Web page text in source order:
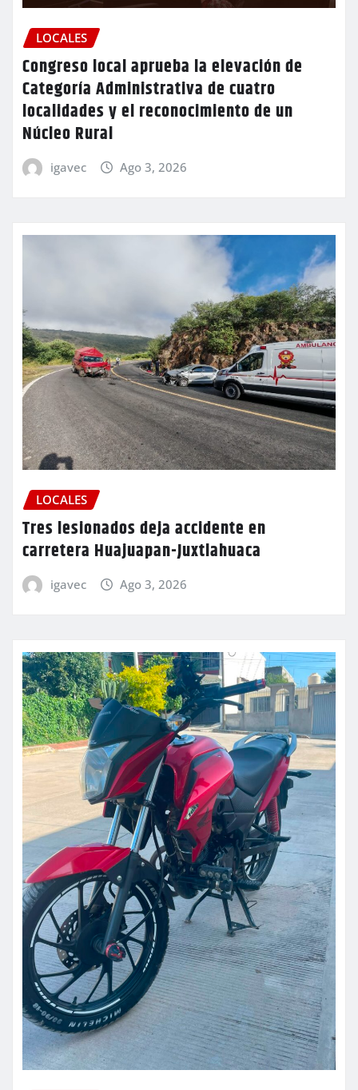
LOCALES
Congreso local aprueba la elevación de
Categoría Administrativa de cuatro
localidades y el reconocimiento de un
Núcleo Rural
igavec Ago 3, 2026
LOCALES
Tres lesionados deja accidente en
carretera Huajuapan-Juxtlahuaca
igavec Ago 3, 2026